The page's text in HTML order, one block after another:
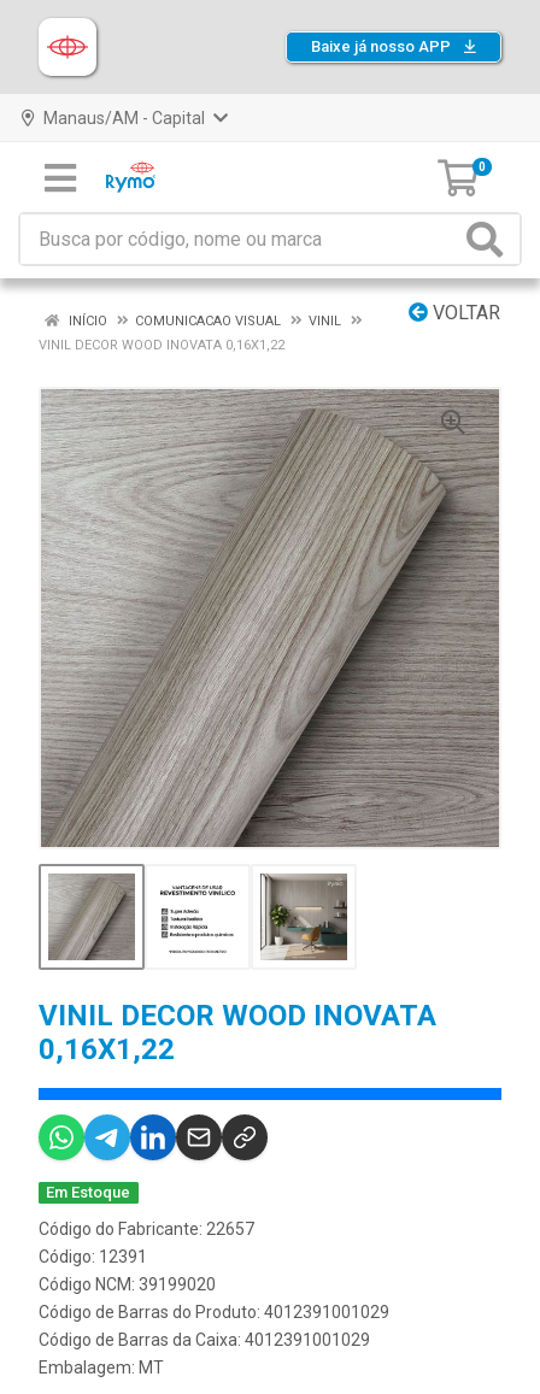
Baixe já nosso APP
Manaus/AM - Capital
0
VOLTAR
INÍCIO COMUNICACAO VISUAL
VINIL
VINIL DECOR WOOD INOVATA 0,16X1,22
VINIL DECOR WOOD INOVATA
0,16X1,22
Em Estoque
Código do Fabricante: 22657
Código: 12391
Código NCM: 39199020
Código de Barras do Produto: 4012391001029
Código de Barras da Caixa: 4012391001029
Embalagem: MT